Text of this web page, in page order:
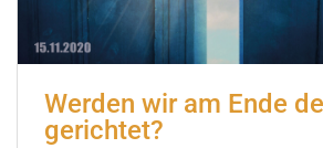
Werden wir am Ende
gerichtet?